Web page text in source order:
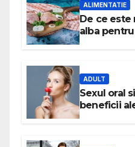
ALIMENTATIE
De ce este
alba
ADULT
Sexul oral
beneficii